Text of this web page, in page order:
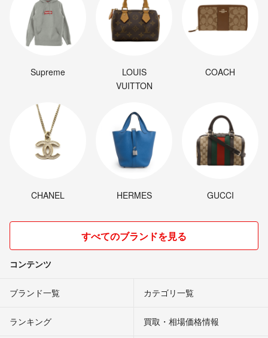
Supreme
LOUIS
VUITTON
COACH
CHANEL HERMES GUCCI
すべてのブランドを見る
コンテンツ
ブランド一覧 カテゴリ一覧
ランキング 買取・相場価格情報